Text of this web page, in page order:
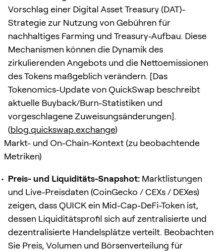
Vorschlag einer Digital Asset Treasury (DAT)-
Strategie zur Nutzung von Gebühren für
nachhaltiges Farming und Treasury-Aufbau. Diese
Mechanismen können die Dynamik des
zirkulierenden Angebots und die Nettoemissionen
des Tokens maßgeblich verändern. [Das
Tokenomics-Update von QuickSwap beschreibt
aktuelle Buyback/Burn-Statistiken und
vorgeschlagene Zuweisungsänderungen].
(blog.quickswap.exchange)
Markt- und On-Chain-Kontext (zu beobachtende
Metriken)
Preis- und Liquiditäts-Snapshot: Marktlistungen
und Live-Preisdaten (CoinGecko / CEXs / DEXes)
zeigen, dass QUICK ein Mid-Cap-DeFi-Token ist,
dessen Liquiditätsprofil sich auf zentralisierte und
dezentralisierte Handelsplätze verteilt. Beobachten
Sie Preis, Volumen und Börsenverteilung für